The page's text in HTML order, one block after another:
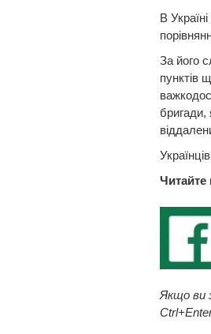
В
За його
пунктів
бригади,
Читайте
Якщо ви